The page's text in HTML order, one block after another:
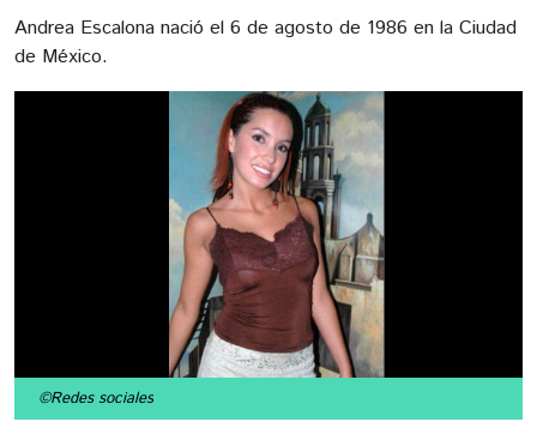
Andrea Escalona nació el 6 de agosto de 1986 en la Ciudad
de México.
©Redes sociales